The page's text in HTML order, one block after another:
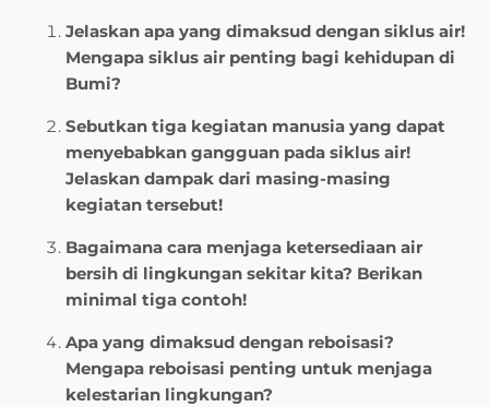
Jelaskan apa yang dimaksud dengan siklus air!
Mengapa siklus air penting bagi kehidupan di
Bumi?
Sebutkan tiga kegiatan manusia yang dapat
menyebabkan gangguan pada siklus air!
Jelaskan dampak dari masing-masing
kegiatan tersebut!
Bagaimana cara menjaga ketersediaan air
bersih di lingkungan sekitar kita? Berikan
minimal tiga contoh!
Apa yang dimaksud dengan reboisasi?
Mengapa reboisasi penting untuk menjaga
kelestarian lingkungan?